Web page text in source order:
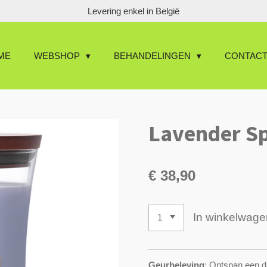
Levering enkel in België
WEBSHOP BEHANDELINGEN CONTACT
Lavender
€ 38,90
In